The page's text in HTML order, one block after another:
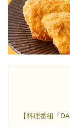
【料理番組「